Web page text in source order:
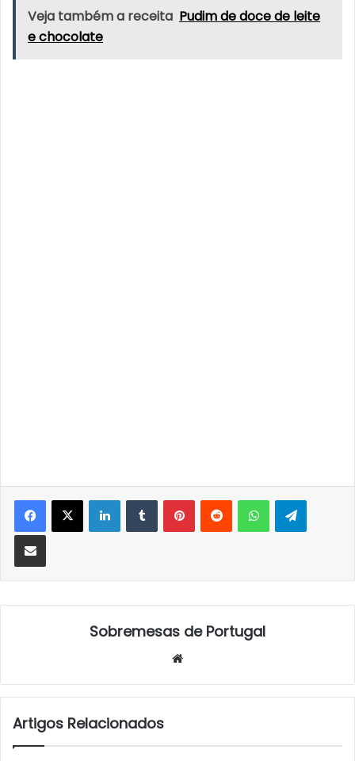
Veja também a receita Pudim de doce de leite
e chocolate
LinkedInTumblrPinterestReddit WhatsApp
Partilhar Via Email
Sobremesas de Portugal
Artigos Relacionados